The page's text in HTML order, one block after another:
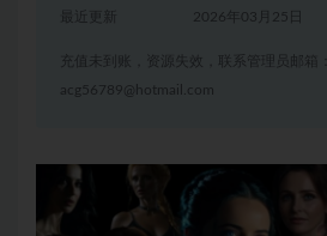
2026年03月25日
充值未到账，资源失效，联系管理员邮箱：
acg56789@hotmail.com